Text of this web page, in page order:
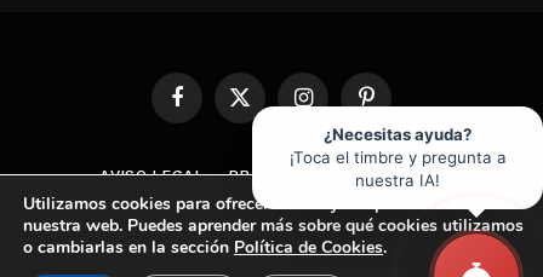
¿Necesitas ayuda?
¡Toca el timbre y pregunta a
nuestra IA!
Facebook
X
(Twitter)
InstagramPinterest
AVISO LEGAL PROTECCIÓN DE DATOS
POLÍTICA DE COOKIES
© 2026 Asociación de Hostelería y Turismo de Navarra
Utilizamos cookies para ofrecerte la mejor experiencia en
nuestra web. Puedes aprender más sobre qué cookies utilizamos
o cambiarlas en la sección Política de Cookies.